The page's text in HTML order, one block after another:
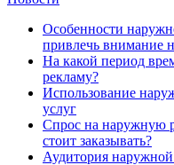
Особенности
привлечь внимание
На какой период
рекламу?
Использование
услуг
Спрос на наружную
стоит заказывать?
Аудитория